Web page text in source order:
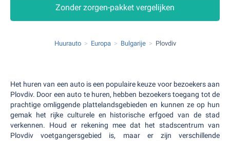
Zonder zorgen-pakket vergelijken
Huurauto Europa Bulgarije Plovdiv
Het huren van een auto is een populaire keuze voor bezoekers aan
Plovdiv. Door een auto te huren, hebben bezoekers toegang tot de
prachtige omliggende plattelandsgebieden en kunnen ze op hun
gemak het rijke culturele en historische erfgoed van de stad
verkennen. Houd er rekening mee dat het stadscentrum van
Plovdiv voetgangersgebied is, maar er zijn verschillende